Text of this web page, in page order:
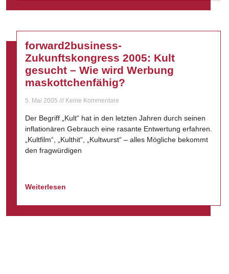
forward2business-
Zukunftskongress 2005: Kult
gesucht – Wie wird Werbung
maskottchenfähig?
5. Mai 2005 Keine Kommentare
Der Begriff „Kult“ hat in den letzten Jahren durch seinen
inflationären Gebrauch eine rasante Entwertung erfahren.
„Kultfilm“, „Kulthit“, „Kultwurst“ – alles Mögliche bekommt
den fragwürdigen
Weiterlesen